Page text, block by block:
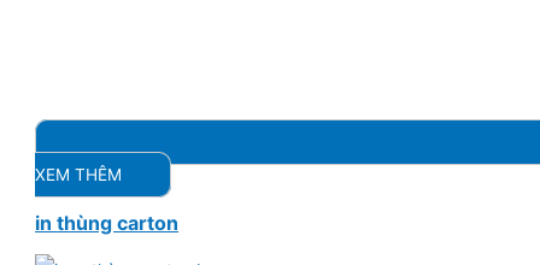
XEM THÊM
in thùng carton